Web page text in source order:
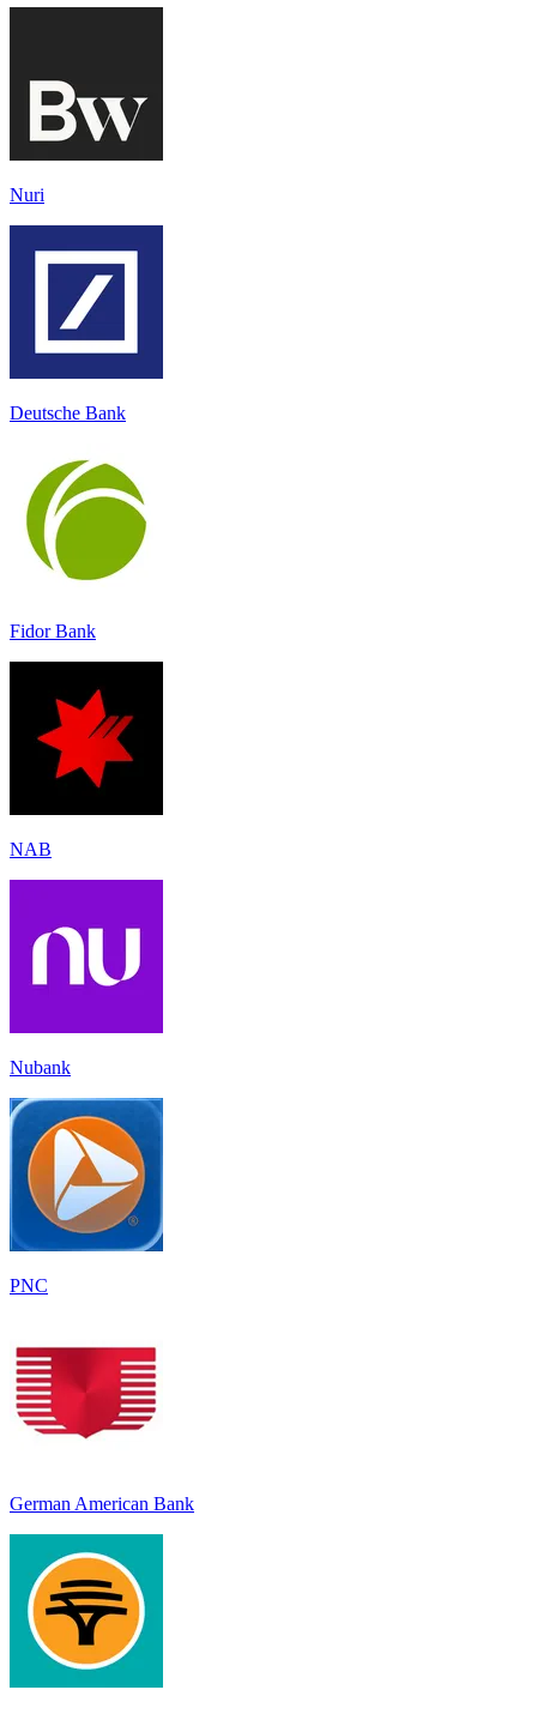
Nuri
Deutsche Bank
Fidor Bank
NAB
Nubank
PNC
German American Bank